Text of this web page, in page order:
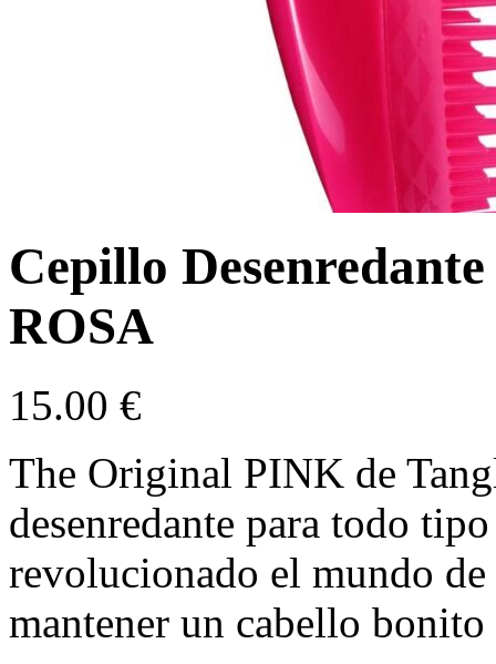
Cepillo
ROSA
15.00 €
The Original PINK de
desenredante para todo
revolucionado el mundo
mantener un cabello bonito